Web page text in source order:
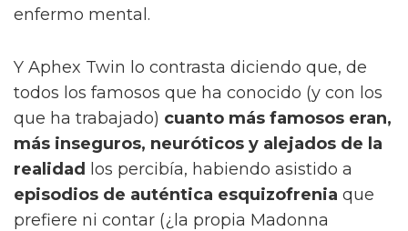
enfermo mental.
Y Aphex Twin lo contrasta diciendo que, de
todos los famosos que ha conocido (y con los
que ha trabajado) cuanto más famosos eran,
más inseguros, neuróticos y alejados de la
realidad
los percibía, habiendo asistido a
episodios de auténtica esquizofrenia que
prefiere ni contar (¿la propia Madonna